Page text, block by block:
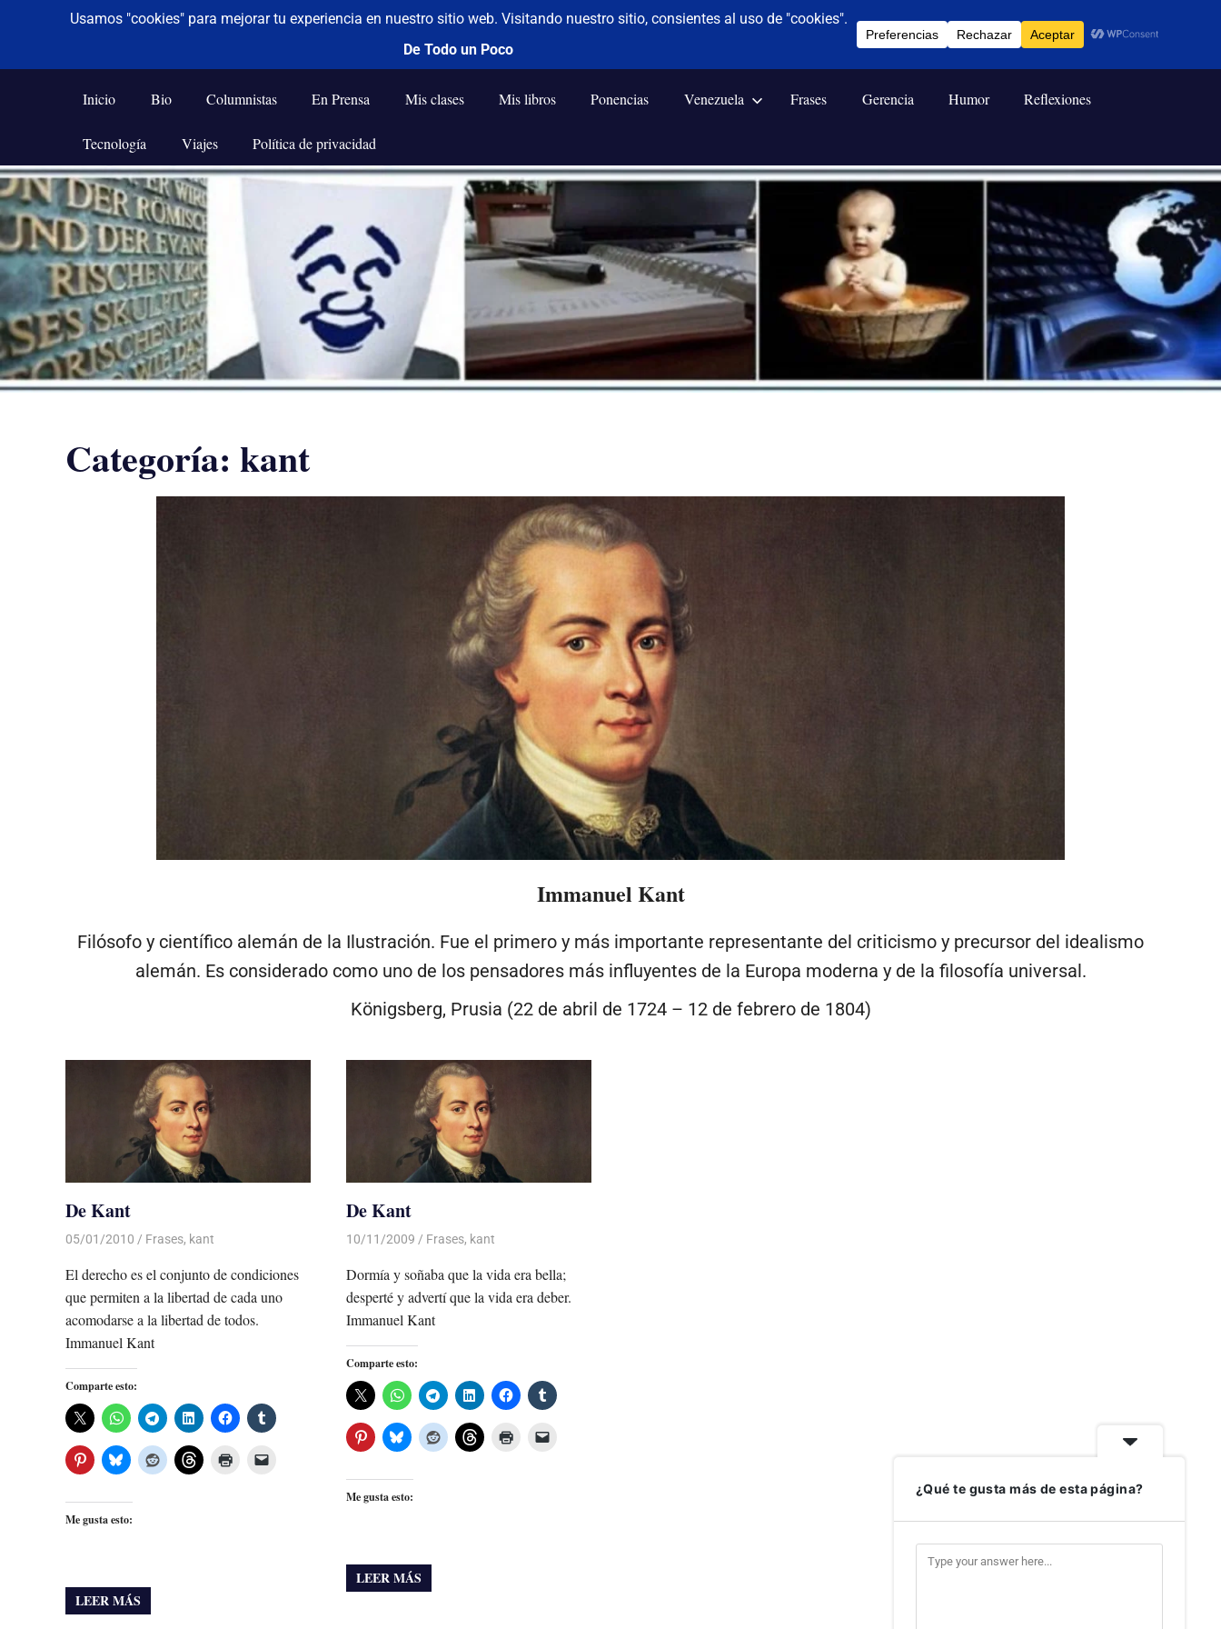
Saltar
al
contenido
De todo un poco
Frases,
Humor,
Tecnología
y
Viajes
Inicio Bio Columnistas En Prensa Mis clases Mis libros Ponencias Venezuela Frases Gerencia Humor Reflexiones
Tecnología Viajes Política de privacidad
Categoría: kant
Immanuel Kant
Filósofo y científico alemán de la Ilustración.​ Fue el primero y más importante representante del criticismo y precursor del idealismo
alemán. Es considerado como uno de los pensadores más influyentes de la Europa moderna y de la filosofía universal.
Königsberg, Prusia (22 de abril de 1724 – 12 de febrero de 1804)
De Kant
05/01/2010 Luis Castellanos
Frases, kant
El derecho es el conjunto de condiciones
que permiten a la libertad de cada uno
acomodarse a la libertad de todos.
Immanuel Kant
Comparte esto:
Me gusta esto:
LEER MÁS
De Kant
10/11/2009 Luis Castellanos
Frases, kant
Dormía y soñaba que la vida era bella;
desperté y advertí que la vida era deber.
Immanuel Kant
Comparte esto:
Me gusta esto:
LEER MÁS
¿Qué te gusta más de esta página?